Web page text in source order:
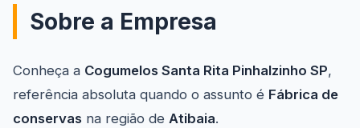
Sobre a Empresa
Conheça a Cogumelos Santa Rita Pinhalzinho SP,
referência absoluta quando o assunto é Fábrica de
conservas na região de Atibaia.